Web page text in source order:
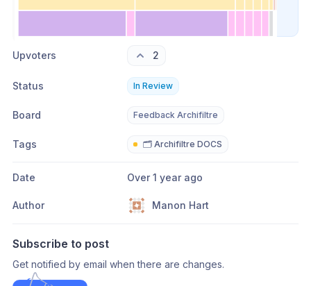
Upvoters 2
Status In Review
Board Feedback Archifiltre
Tags 🗂️ Archifiltre DOCS
Date Over 1 year ago
Author Manon Hart
Subscribe to post
Get notified by email when there are changes.